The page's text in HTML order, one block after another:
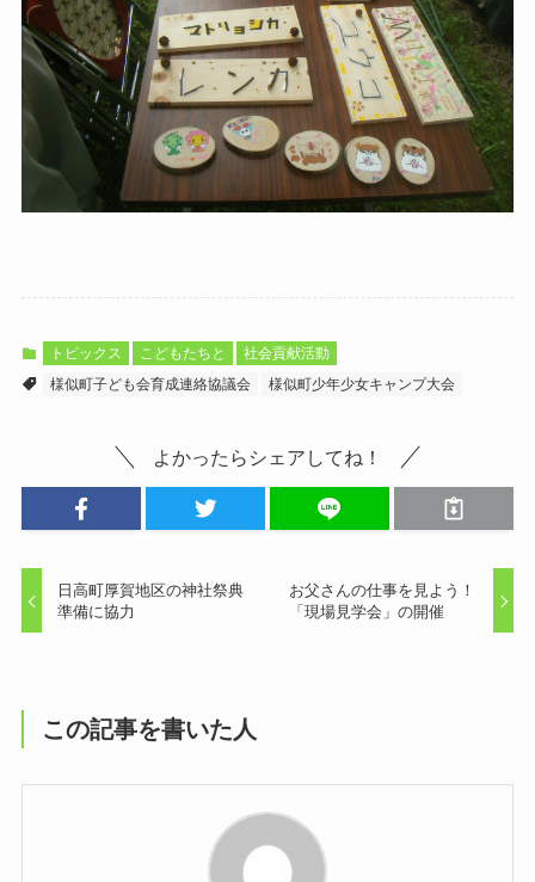
トピックス こどもたちと
社会貢献活動
様似町子ども会育成連絡協議会
様似町少年少女キャンプ大会
よかったらシェアしてね！
日高町厚賀地区の神社祭典
準備に協力
お父さんの仕事を見よう！
「現場見学会」の開催
この記事を書いた人